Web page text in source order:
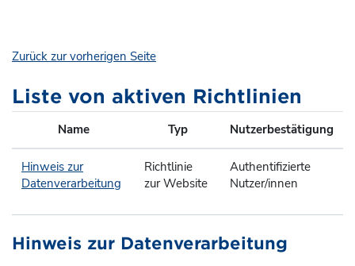
Zurück zur vorherigen Seite
Liste von aktiven Richtlinien
Name Typ Nutzerbestätigung
Hinweis zur
Datenverarbeitung
Richtlinie
zur Website
Authentifizierte
Nutzer/innen
Hinweis zur Datenverarbeitung